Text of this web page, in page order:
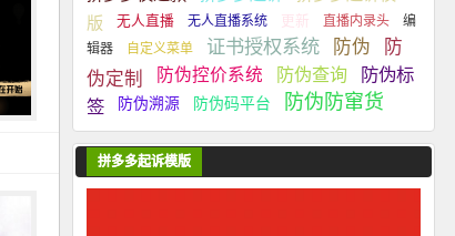
版 无人直播 无人直播系统 更新 直播内录头
编
辑器
自定义菜单 证书授权系统 防伪 防
伪定制 防伪控价系统 防伪查询 防伪标
签 防伪溯源 防伪码平台 防伪防窜货
拼多多起诉模版